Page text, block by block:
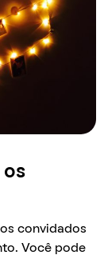
os
convidados
Você pode